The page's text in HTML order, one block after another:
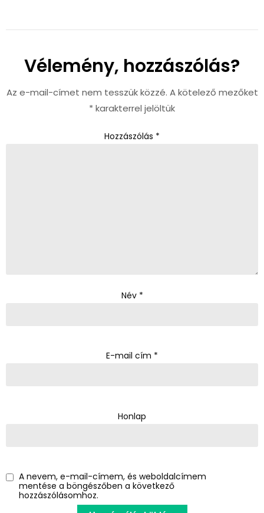
Vélemény, hozzászólás?
Az e-mail-címet nem tesszük közzé. A kötelező mezőket
* karakterrel jelöltük
Hozzászólás *
Név *
E-mail cím *
Honlap
A nevem, e-mail-címem, és weboldalcímem
mentése a böngészőben a következő
hozzászólásomhoz.